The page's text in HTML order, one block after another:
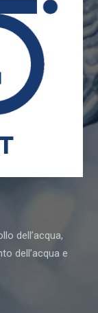
dell’acqua,
dell’acqua e